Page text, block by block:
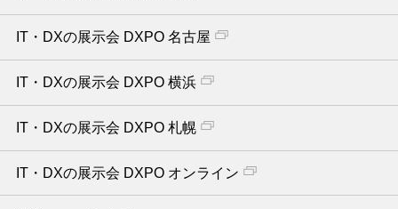
IT・DXの展示会 DXPO 名古屋
IT・DXの展示会 DXPO 横浜
IT・DXの展示会 DXPO 札幌
IT・DXの展示会 DXPO オンライン